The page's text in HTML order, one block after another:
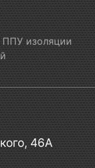
изоляции
46А